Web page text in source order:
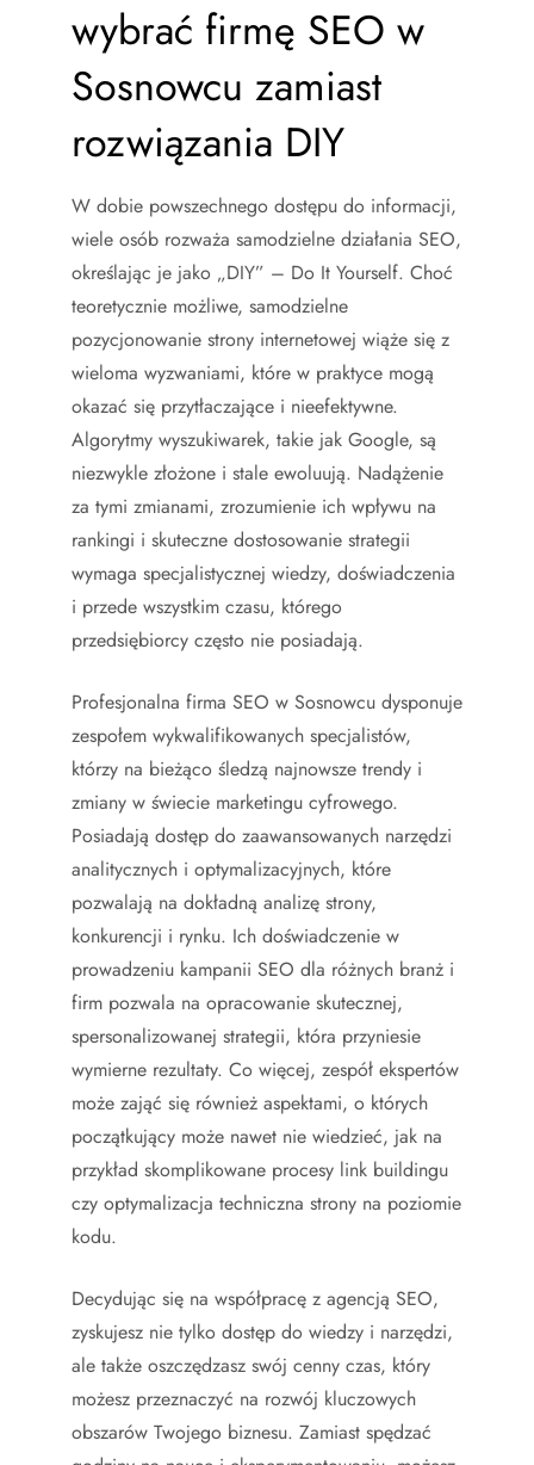
wybrać firmę SEO w
Sosnowcu zamiast
rozwiązania DIY
W dobie powszechnego dostępu do informacji,
wiele osób rozważa samodzielne działania SEO,
określając je jako „DIY” – Do It Yourself. Choć
teoretycznie możliwe, samodzielne
pozycjonowanie strony internetowej wiąże się z
wieloma wyzwaniami, które w praktyce mogą
okazać się przytłaczające i nieefektywne.
Algorytmy wyszukiwarek, takie jak Google, są
niezwykle złożone i stale ewoluują. Nadążenie
za tymi zmianami, zrozumienie ich wpływu na
rankingi i skuteczne dostosowanie strategii
wymaga specjalistycznej wiedzy, doświadczenia
i przede wszystkim czasu, którego
przedsiębiorcy często nie posiadają.
Profesjonalna firma SEO w Sosnowcu dysponuje
zespołem wykwalifikowanych specjalistów,
którzy na bieżąco śledzą najnowsze trendy i
zmiany w świecie marketingu cyfrowego.
Posiadają dostęp do zaawansowanych narzędzi
analitycznych i optymalizacyjnych, które
pozwalają na dokładną analizę strony,
konkurencji i rynku. Ich doświadczenie w
prowadzeniu kampanii SEO dla różnych branż i
firm pozwala na opracowanie skutecznej,
spersonalizowanej strategii, która przyniesie
wymierne rezultaty. Co więcej, zespół ekspertów
może zająć się również aspektami, o których
początkujący może nawet nie wiedzieć, jak na
przykład skomplikowane procesy link buildingu
czy optymalizacja techniczna strony na poziomie
kodu.
Decydując się na współpracę z agencją SEO,
zyskujesz nie tylko dostęp do wiedzy i narzędzi,
ale także oszczędzasz swój cenny czas, który
możesz przeznaczyć na rozwój kluczowych
obszarów Twojego biznesu. Zamiast spędzać